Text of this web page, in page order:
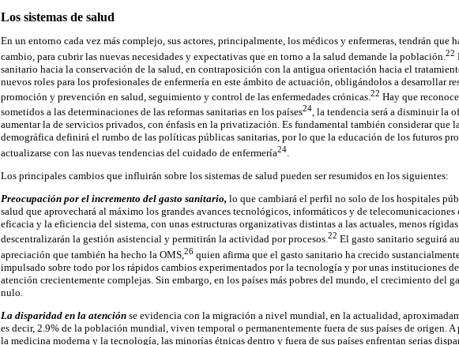
Los sistemas de salud
En un entorno cada vez más complejo, sus actores, principalmente, los médicos y enfermeras, tendrán que
cambio, para cubrir las nuevas necesidades y expectativas que en torno a la salud demande la población. 22
sanitario hacia la conservación de la salud, en contraposición con la antigua orientación hacia el
nuevos roles para los profesionales de enfermería en este ámbito de actuación, obligándolos a desarrollar
promoción y prevención en salud, seguimiento y control de las enfermedades crónicas. 22 Hay que
sometidos a las determinaciones de las reformas sanitarias en los países24, la tendencia será a disminuir la
aumentar la de servicios privados, con énfasis en la privatización. Es fundamental también considerar
demográfica definirá el rumbo de las políticas públicas sanitarias, por lo que la educación de los futuros
actualizarse con las nuevas tendencias del cuidado de enfermería24
Los principales cambios que influirán sobre los sistemas de salud pueden ser resumidos en los siguientes:
Preocupación por el incremento del gasto sanitario, lo que cambiará el perfil no solo de los hospitales
salud que aprovechará al máximo los grandes avances tecnológicos, informáticos y de telecomunicaciones
eficacia y la eficiencia del sistema, con unas estructuras organizativas distintas a las actuales, menos
descentralizarán la gestión asistencial y permitirán la actividad por procesos.22 El gasto sanitario seguirá
apreciación que también ha hecho la OMS, 26 quien afirma que el gasto sanitario ha crecido
impulsado sobre todo por los rápidos cambios experimentados por la tecnología y por unas instituciones
atención crecientemente complejas. Sin embargo, en los países más pobres del mundo, el crecimiento del
nulo.
La disparidad en la atención se evidencia con la migración a nivel mundial, en la actualidad,
es decir, 2.9% de la población mundial, viven temporal o permanentemente fuera de sus países de origen. A
la medicina moderna y la tecnología, las minorías étnicas dentro y fuera de sus países enfrentan serias